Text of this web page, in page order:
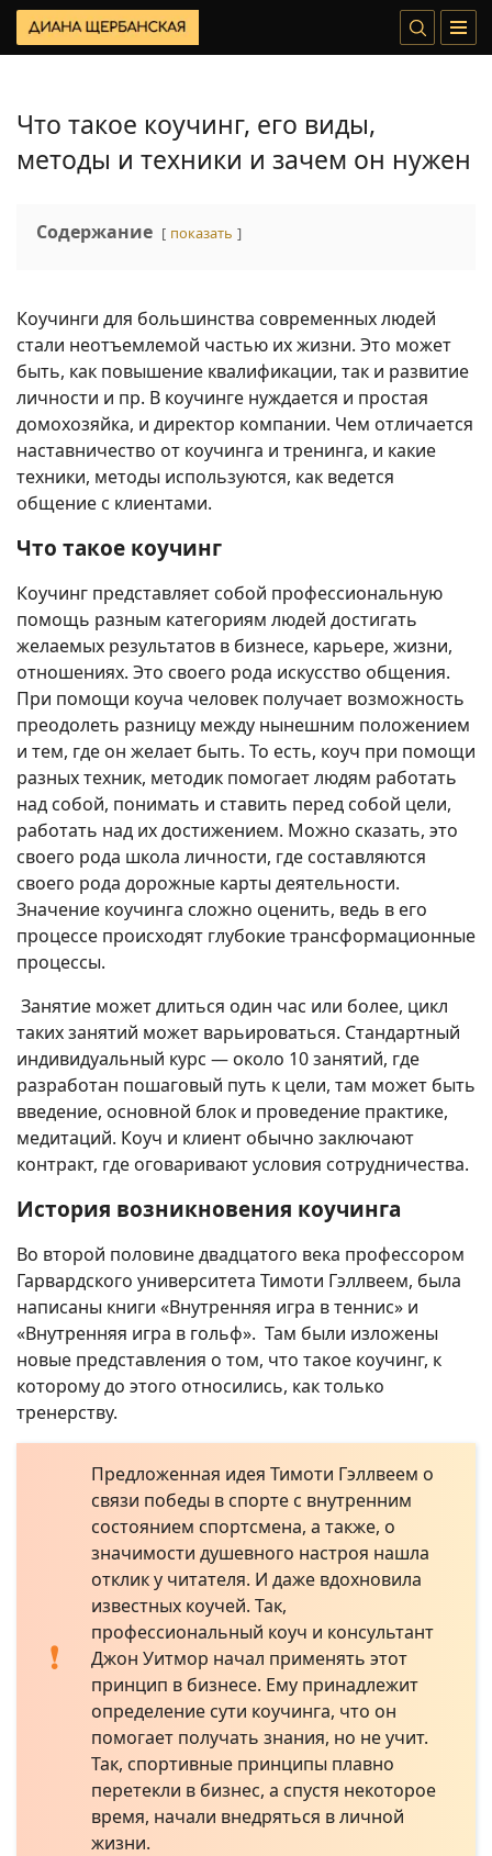
Что такое коучинг, его виды,
методы и техники и зачем он нужен
Содержание показать
Коучинги для большинства современных людей
стали неотъемлемой частью их жизни. Это может
быть, как повышение квалификации, так и развитие
личности и пр. В коучинге нуждается и простая
домохозяйка, и директор компании. Чем отличается
наставничество от коучинга и тренинга, и какие
техники, методы используются, как ведется
общение с клиентами.
Что такое коучинг
Коучинг представляет собой профессиональную
помощь разным категориям людей достигать
желаемых результатов в бизнесе, карьере, жизни,
отношениях. Это своего рода искусство общения.
При помощи коуча человек получает возможность
преодолеть разницу между нынешним положением
и тем, где он желает быть. То есть, коуч при помощи
разных техник, методик помогает людям работать
над собой, понимать и ставить перед собой цели,
работать над их достижением. Можно сказать, это
своего рода школа личности, где составляются
своего рода дорожные карты деятельности.
Значение коучинга сложно оценить, ведь в его
процессе происходят глубокие трансформационные
процессы.
Занятие может длиться один час или более, цикл
таких занятий может варьироваться. Стандартный
индивидуальный курс — около 10 занятий, где
разработан пошаговый путь к цели, там может быть
введение, основной блок и проведение практике,
медитаций. Коуч и клиент обычно заключают
контракт, где оговаривают условия сотрудничества.
История возникновения коучинга
Во второй половине двадцатого века профессором
Гарвардского университета Тимоти Гэллвеем, была
написаны книги «Внутренняя игра в теннис» и
«Внутренняя игра в гольф». Там были изложены
новые представления о том, что такое коучинг, к
которому до этого относились, как только
тренерству.
Предложенная идея Тимоти Гэллвеем о
связи победы в спорте с внутренним
состоянием спортсмена, а также, о
значимости душевного настроя нашла
отклик у читателя. И даже вдохновила
известных коучей. Так,
профессиональный коуч и консультант
Джон Уитмор начал применять этот
принцип в бизнесе. Ему принадлежит
определение сути коучинга, что он
помогает получать знания, но не учит.
Так, спортивные принципы плавно
перетекли в бизнес, а спустя некоторое
время, начали внедряться в личной
жизни.